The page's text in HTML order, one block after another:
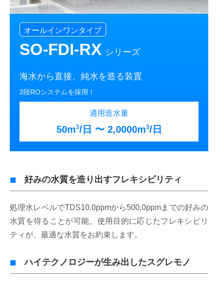
オールインワンタイプ
SO-FDI-RX シリーズ
海水から直接、純水を造る装置
2段ROシステムを採用！
適用造水量
50m3/日 〜 2,0000m3/日
好みの水質を造り出すフレキシビリティ
処理水レベルでTDS10.0ppmから500.0ppmまでの好みの
水質を得ることが可能。使用目的に応じたフレキシビリ
ティが、最適な水質をお約束します。
ハイテクノロジーが生み出したスグレモノ